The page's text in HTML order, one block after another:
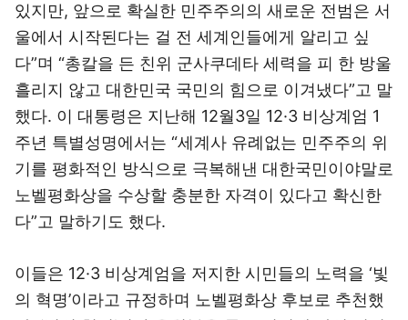
있지만, 앞으로 확실한 민주주의의 새로운 전범은 서
울에서 시작된다는 걸 전 세계인들에게 알리고 싶
다”며 “총칼을 든 친위 군사쿠데타 세력을 피 한 방울
흘리지 않고 대한민국 국민의 힘으로 이겨냈다”고 말
했다. 이 대통령은 지난해 12월3일 12·3 비상계엄 1
주년 특별성명에서는 “세계사 유례없는 민주주의 위
기를 평화적인 방식으로 극복해낸 대한국민이야말로
노벨평화상을 수상할 충분한 자격이 있다고 확신한
다”고 말하기도 했다.
이들은 12·3 비상계엄을 저지한 시민들의 노력을 ‘빛
의 혁명’이라고 규정하며 노벨평화상 후보로 추천했